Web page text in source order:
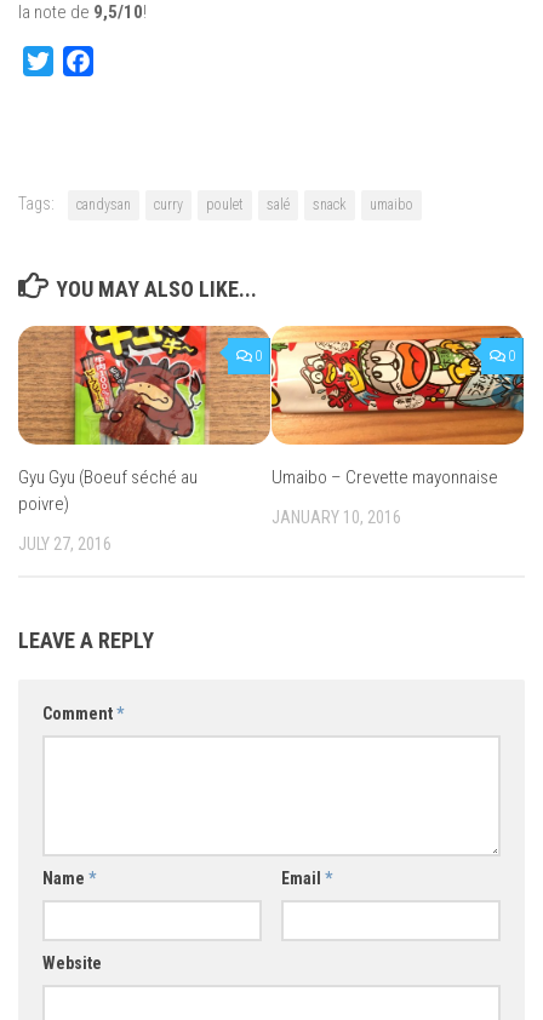
la note de 9,5/10!
Twitter
Tags: candysan curry poulet salé snack umaibo
YOU MAY ALSO LIKE...
0
Gyu Gyu (Boeuf séché au
poivre)
JULY 27, 2016
0
Umaibo – Crevette mayonnaise
JANUARY 10, 2016
LEAVE A REPLY
Comment*
Name * Email *
Website